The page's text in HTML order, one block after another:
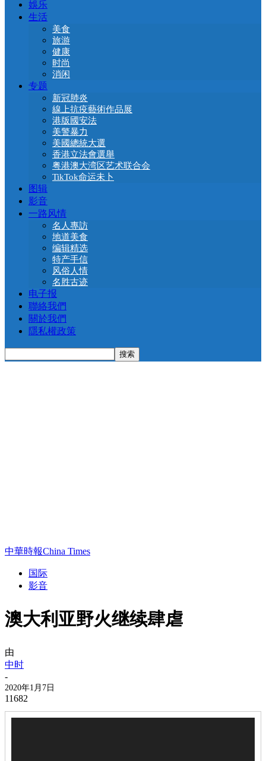
娛乐
生活
美食
旅游
健康
时尚
消闲
专题
新冠肺炎
線上抗疫藝術作品展
港版國安法
美警暴力
美國總統大選
香港立法會選舉
粤港澳大湾区艺术联合会
TikTok命运未卜
图辑
影音
一路风情
名人專訪
地道美食
编辑精选
特产手信
风俗人情
名胜古迹
电子报
聯絡我們
關於我們
隱私權政策
中華時報China Times
国际
影音
澳大利亚野火继续肆虐
由
中时
-
2020年1月7日
11682